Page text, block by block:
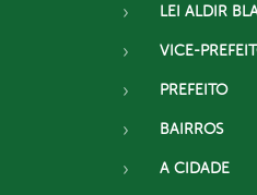
LEI ALDIR
VICE-
PREFEITO
BAIRROS
A CIDADE